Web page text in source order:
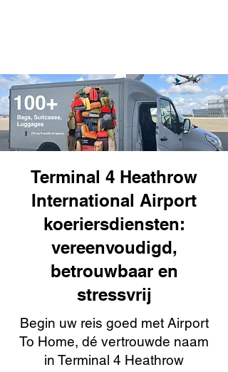
Terminal 4 Heathrow
International Airport
koeriersdiensten:
vereenvoudigd,
betrouwbaar en
stressvrij
Begin uw reis goed met Airport
To Home, dé vertrouwde naam
in Terminal 4 Heathrow